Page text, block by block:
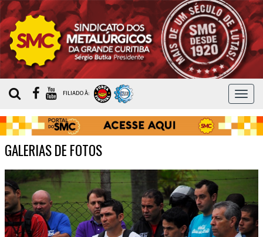
MENU
FILIADO À:
GALERIAS DE FOTOS